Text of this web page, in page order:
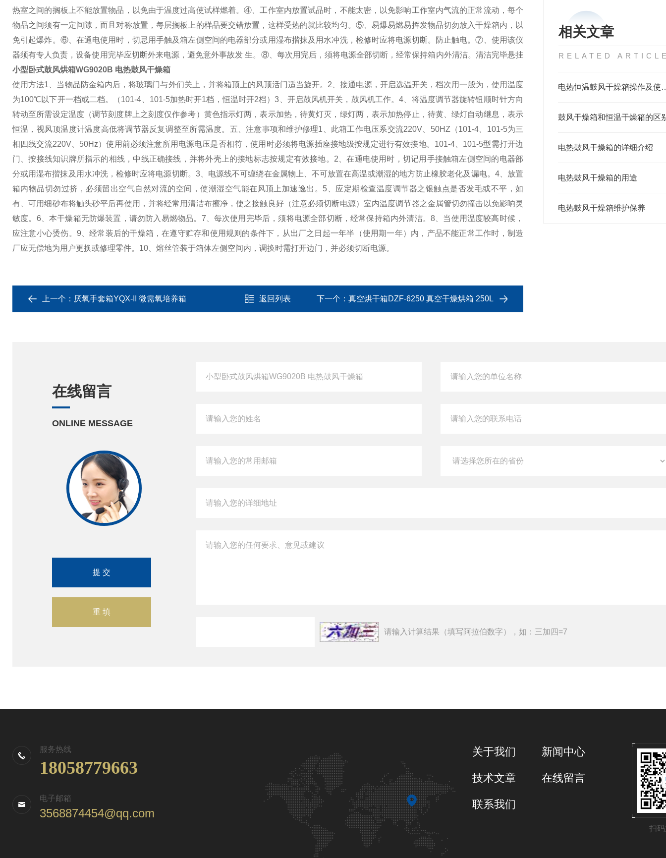
相关文章
RELATED
电热恒温鼓风
鼓风干燥箱和恒温干燥箱的区
电热鼓风干燥箱的详细介绍
电热鼓风干燥箱的用途
电热鼓风干燥箱维护保养
热室之间的搁板上不能放置物品，以免由于温度过高使试样燃着。④、工作室内放置试品时，不能太密，以免影响工作室内气流的正常流动，每个
物品之间须有一定间隙，而且对称放置，每层搁板上的样品要交错放置，这样受热的就比较均匀。 ⑤、易爆易燃易挥发物品切勿放入干燥箱内，以
免引起爆炸。 ⑥、在通电使用时，切忌用手触及箱左侧空间的电器部分或用湿布揩抹及用水冲洗，检修时应将电源切断。防止触电。⑦、使用该仪
器须有专人负责，设备使用完毕应切断外来电源，避免意外事故发 生。 ⑧、每次用完后，须将电源全部切断，经常保持箱内外清洁。清洁完毕悬挂
小型卧式鼓风烘箱WG9020B 电热鼓风干燥箱
使用方法1、当物品防金箱内后，将玻璃门与外们关上，并将箱顶上的风顶活门适当旋开。 2、接通电源，开启选温开关，档次用一般为，使用温度
为100℃以下开一档或二档。（101-4、101-5加热时开1档，恒温时开2档）3、开启鼓风机开关，鼓风机工作。4、将温度调节器旋转钮顺时针方向
转动至所需设定温度（调节刻度牌上之刻度仅作参考）黄色指示灯两，表示加热，待黄灯灭，绿灯两，表示加热停止，待黄、绿灯自动继息，表示
恒温，视风顶温度计温度高低将调节器反复调整至所需温度。 五、注意事项和维护修理1、此箱工作电压系交流220V、50HZ（101-4、101-5为三
相四线交流220V、50Hz）使用前必须注意所用电源电压是否相符，使用时必须将电源插座接地级按规定进行有效接地。101-4、101-5型需打开边
门、按接线知识牌所指示的相线，中线正确接线，并将外壳上的接地标志按规定有效接地。 2、在通电使用时，切记用手接触箱左侧空间的电器部
分或用湿布揩抹及用水冲洗，检修时应将电源切断。 3、电源线不可缠绕在金属物上、不可放置在高温或潮湿的地方防止橡胶老化及漏电。 4、放置
箱内物品切勿过挤，必须留出空气自然对流的空间，使潮湿空气能在风顶上加速逸出。 5、应定期检查温度调节器之银触点是否发毛或不平，如
有、可用细砂布将触头砂平后再使用，并将经常用清洁布擦净，使之接触良好（注意必须切断电源）室内温度调节器之金属管切勿撞击以免影响灵
敏度。 6、本干燥箱无防爆装置，请勿防入易燃物品。 7、每次使用完毕后，须将电源全部切断，经常保持箱内外清洁。 8、当使用温度较高时候，
应注意小心烫伤。 9、经常装后的干燥箱，在遵守贮存和使用规则的条件下，从出厂之日起一年半（使用期一年）内，产品不能正常工作时，制造
厂应无偿地为用户更换或修理零件。 10、熔丝管装于箱体左侧空间内，调换时需打开边门，并必须切断电源。
上一个： 厌氧手套箱YQX-II 微需氧培养箱 返回列表 下一个： 真空烘干箱DZF-6250 真空干燥烘箱 250L
在线留言
ONLINE MESSAGE
请输入计算结果（填写阿拉伯数字），如：三加四=7
服务热线
18058779663
电子邮箱
3568874454@qq.com
扫
关于我们 新闻中心
技术文章 在线留言
联系我们